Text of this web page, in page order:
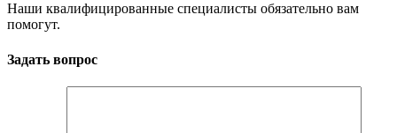
Наши квалифицированные специалисты обязательно вам
помогут.
Задать вопрос